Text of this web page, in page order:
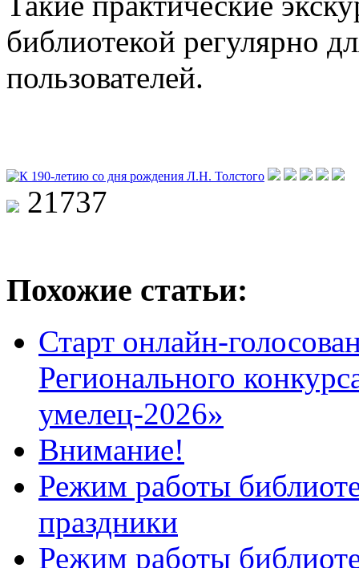
библиотекой регулярно
пользователей.
21737
Похожие статьи:
Старт онлайн-
Регионального
умелец-2026»
Внимание!
Режим работы
праздники
Режим работы